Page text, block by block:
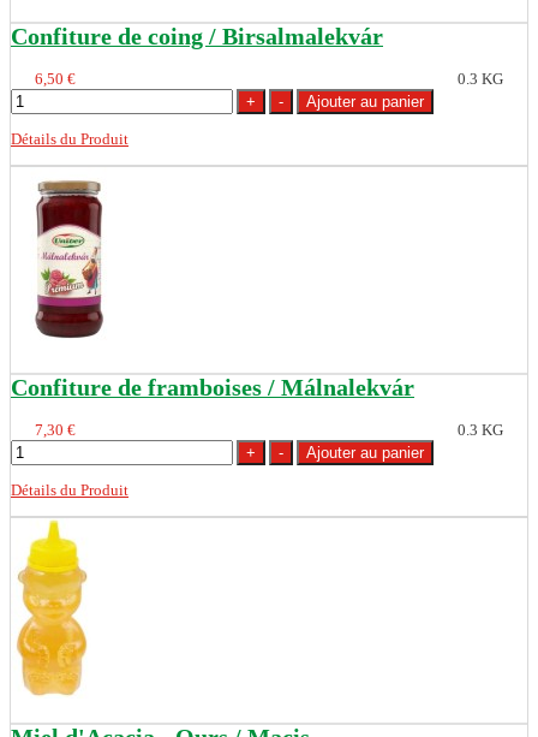
Confiture de coing / Birsalmalekvár
6,50 € 0.3 KG
Détails du Produit
Confiture de framboises / Málnalekvár
7,30 € 0.3 KG
Détails du Produit